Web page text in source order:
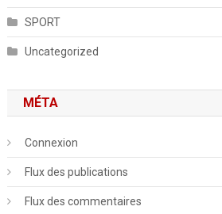
SPORT
Uncategorized
MÉTA
Connexion
Flux des publications
Flux des commentaires